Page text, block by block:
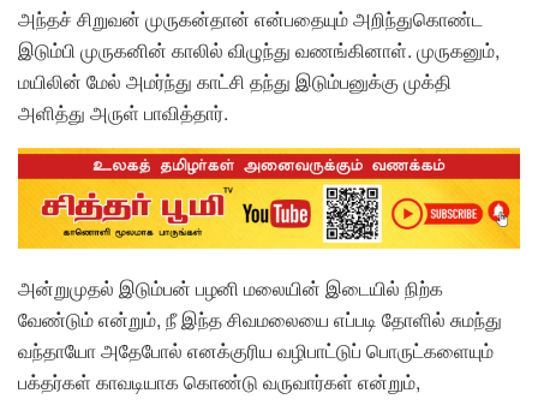
அந்தச் சிறுவன் முருகன்தான் என்பதையும் அறிந்துகொண்ட
இடும்பி முருகனின் காலில் விழுந்து வணங்கினாள். முருகனும்,
மயிலின் மேல் அமர்ந்து காட்சி தந்து இடும்பனுக்கு முக்தி
அளித்து அருள் பாவித்தார்.
அன்றுமுதல் இடும்பன் பழனி மலையின் இடையில் நிற்க
வேண்டும் என்றும், நீ இந்த சிவமலையை எப்படி தோளில் சுமந்து
வந்தாயோ அதேபோல் எனக்குரிய வழிபாட்டுப் பொருட்களையும்
பக்தர்கள் காவடியாக கொண்டு வருவார்கள் என்றும்,